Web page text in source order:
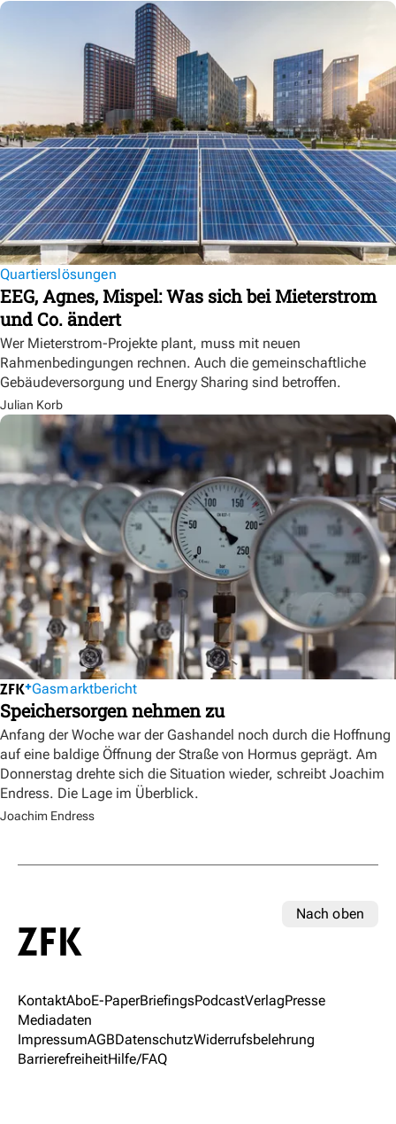
Quartierslösungen
EEG, Agnes, Mispel: Was sich bei Mieterstrom
und Co. ändert
Wer Mieterstrom-Projekte plant, muss mit neuen
Rahmenbedingungen rechnen. Auch die gemeinschaftliche
Gebäudeversorgung und Energy Sharing sind betroffen.
Julian Korb
Gasmarktbericht
Speichersorgen nehmen zu
Anfang der Woche war der Gashandel noch durch die Hoffnung
auf eine baldige Öffnung der Straße von Hormus geprägt. Am
Donnerstag drehte sich die Situation wieder, schreibt Joachim
Endress. Die Lage im Überblick.
Joachim Endress
Nach oben
KontaktAboE-PaperBriefingsPodcastVerlagPresse
Mediadaten
ImpressumAGBDatenschutzWiderrufsbelehrung
BarrierefreiheitHilfe/FAQ